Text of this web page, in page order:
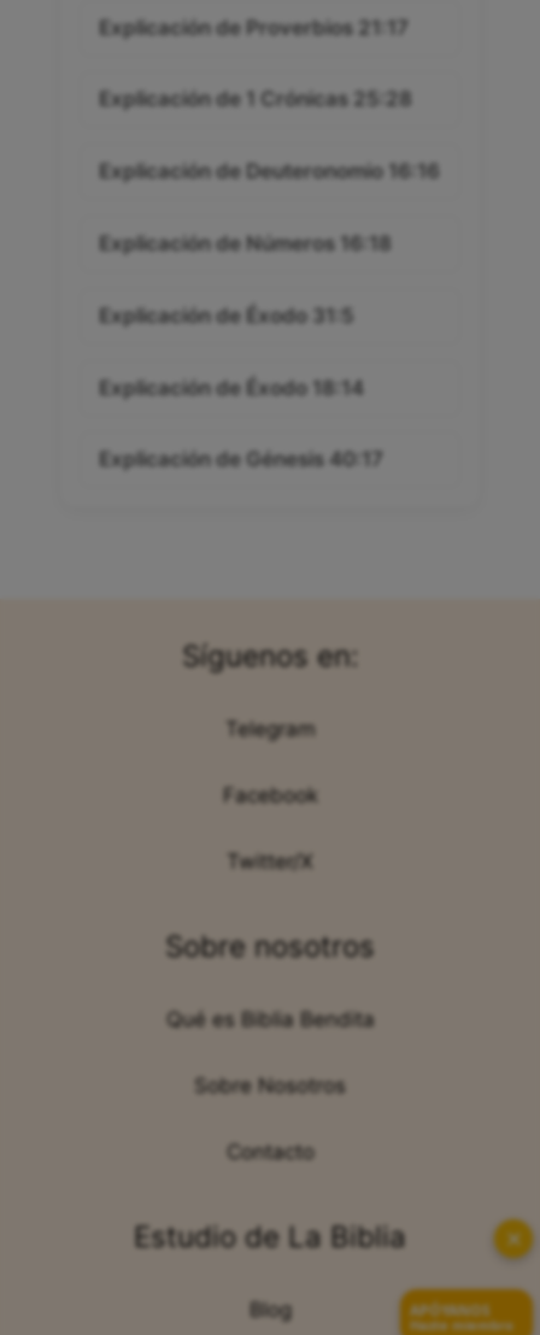
Explicación de Proverbios 21:17
Explicación de 1 Crónicas 25:28
Explicación de Deuteronomio 16:16
Explicación de Números 16:18
Explicación de Éxodo 31:5
Explicación de Éxodo 18:14
Explicación de Génesis 40:17
Síguenos en:
Telegram
Facebook
Twitter/X
Sobre nosotros
Qué es Biblia Bendita
Sobre Nosotros
Contacto
Estudio de La Biblia
Blog
✕
APÓYANOS
Hazte miembro